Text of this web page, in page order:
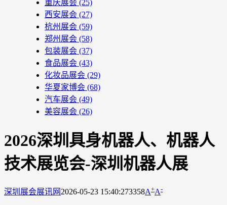
重庆展会 (25)
西安展会 (27)
杭州展会 (59)
郑州展会 (58)
包装展会 (37)
食品展会 (43)
化妆品展会 (29)
华夏家博会 (68)
汽车展会 (49)
美容展会 (26)
2026深圳具身机器人、机器人
技术展览会-深圳机器人展
深圳展会展讯网 2026-05-23 15:40:273358A+A-